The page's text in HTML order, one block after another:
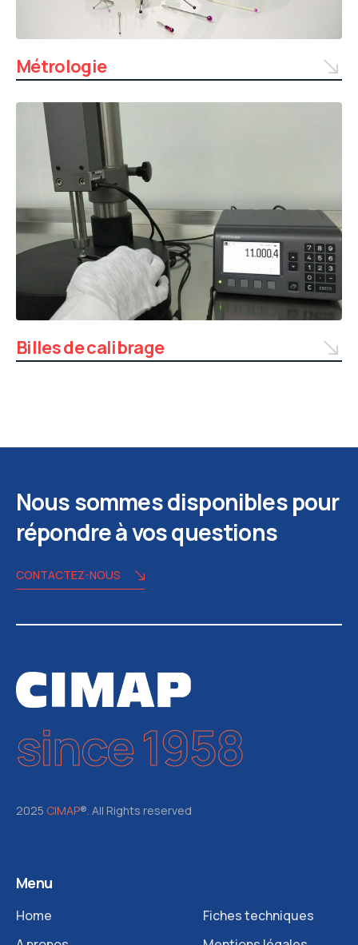
Métrologie
Billes de calibrage
Nous sommes disponibles pour
répondre à vos questions
CONTACTEZ-NOUS
since 1958
2025 CIMAP®. All Rights reserved
Menu
Home
Fiches techniques